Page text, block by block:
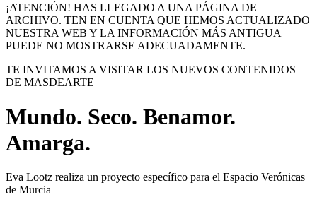
¡ATENCIÓN! HAS LLEGADO A UNA PÁGINA DE
ARCHIVO. TEN EN CUENTA QUE HEMOS ACTUALIZADO
NUESTRA WEB Y LA INFORMACIÓN MÁS ANTIGUA
PUEDE NO MOSTRARSE ADECUADAMENTE.
TE INVITAMOS A VISITAR LOS NUEVOS CONTENIDOS
DE MASDEARTE
Mundo. Seco. Benamor.
Amarga.
Eva Lootz realiza un proyecto específico para el Espacio Verónicas
de Murcia